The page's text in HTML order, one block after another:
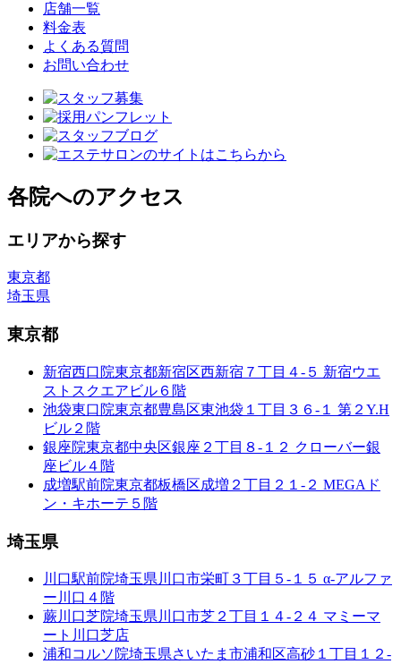
店舗一覧
料金表
よくある質問
お問い合わせ
各院へのアクセス
エリアから探す
東京都
埼玉県
東京都
新宿西口院東京都新宿区西新宿７丁目４-５ 新宿ウエ
ストスクエアビル６階
池袋東口院東京都豊島区東池袋１丁目３６-１ 第２Y.H
ビル２階
銀座院東京都中央区銀座２丁目８-１２ クローバー銀
座ビル４階
成増駅前院東京都板橋区成増２丁目２１-２ MEGAド
ン・キホーテ５階
埼玉県
川口駅前院埼玉県川口市栄町３丁目５-１５ α-アルファ
ー川口４階
蕨川口芝院埼玉県川口市芝２丁目１４-２４ マミーマ
ート川口芝店
浦和コルソ院埼玉県さいたま市浦和区高砂１丁目１２-